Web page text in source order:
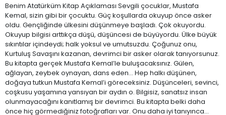
Benim Atatürküm Kitap Açıklaması Sevgili çocuklar, Mustafa
Kemal, sizin gibi bir çocuktu. Güç koşullarda okuyup önce asker
oldu. Gençliğinde ülkesini düşünmeye başladı. Çok okuyordu.
Okuyup bilgisi arttıkça düşü, düşüncesi de büyüyordu. Ülke büyük
sıkıntılar içindeydi; halk yoksul ve umutsuzdu. Çoğunuz onu,
Kurtuluş Savaşını kazanan, devrimci bir asker olarak tanıyorsunuz.
Bu kitapta gerçek Mustafa Kemal’le buluşacaksınız. Gülen,
ağlayan, zeybek oynayan, dans eden... Hep halkı düşünen,
doğaya tutkun Mustafa Kemal’i göreceksiniz. Düşünceleri, sevinci,
coşkusu yaşamına yansıyan bir aydın o. Bilgisiz, sanatsız insan
olunmayacağını kanıtlamış bir devrimci. Bu kitapta belki daha
önce hiç görmediğiniz fotoğrafları var. Onu daha iyi tanıyınca...